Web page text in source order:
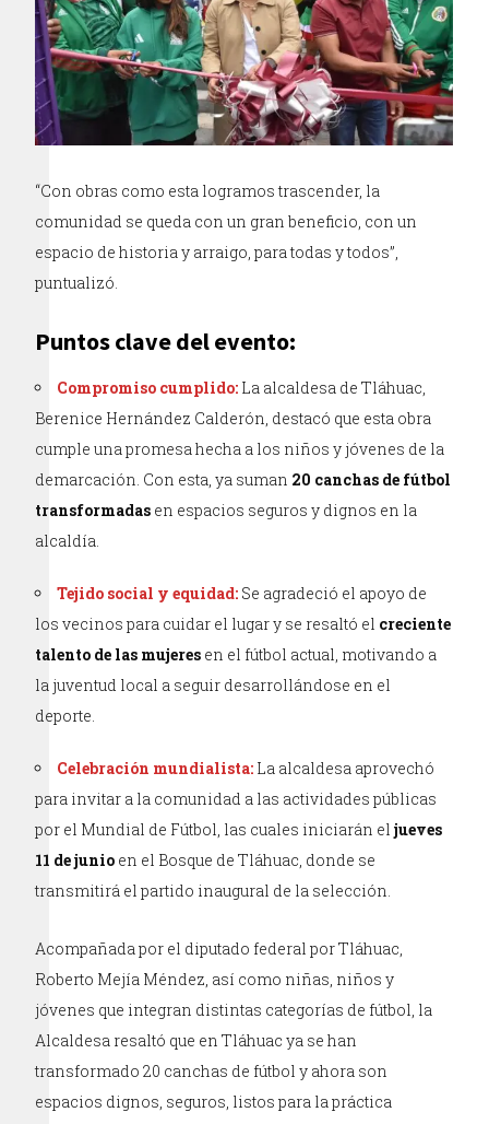
“Con obras como esta logramos trascender, la
comunidad se queda con un gran beneficio, con un
espacio de historia y arraigo, para todas y todos”,
puntualizó.
Puntos clave del evento:
Compromiso cumplido: La alcaldesa de Tláhuac,
Berenice Hernández Calderón, destacó que esta obra
cumple una promesa hecha a los niños y jóvenes de la
demarcación. Con esta, ya suman 20 canchas de fútbol
transformadas en espacios seguros y dignos en la
alcaldía.
Tejido social y equidad: Se agradeció el apoyo de
los vecinos para cuidar el lugar y se resaltó el creciente
talento de las mujeres en el fútbol actual, motivando a
la juventud local a seguir desarrollándose en el
deporte.
Celebración mundialista: La alcaldesa aprovechó
para invitar a la comunidad a las actividades públicas
por el Mundial de Fútbol, las cuales iniciarán eljueves
11 de junio en el Bosque de Tláhuac, donde se
transmitirá el partido inaugural de la selección.
Acompañada por el diputado federal por Tláhuac,
Roberto Mejía Méndez, así como niñas, niños y
jóvenes que integran distintas categorías de fútbol, la
Alcaldesa resaltó que en Tláhuac ya se han
transformado 20 canchas de fútbol y ahora son
espacios dignos, seguros, listos para la práctica